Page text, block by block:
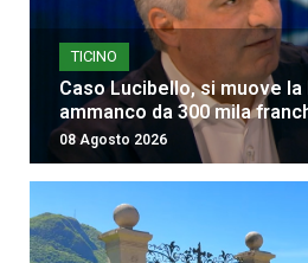
TICINO
Caso Lucibello, si muove
ammanco da 300 mila
08 Agosto 2026